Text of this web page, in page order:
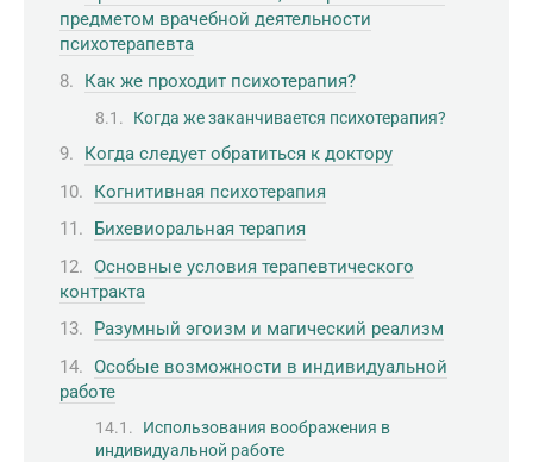
предметом врачебной деятельности
психотерапевта
Как же проходит психотерапия?
Когда же заканчивается психотерапия?
Когда следует обратиться к доктору
Когнитивная психотерапия
Бихевиоральная терапия
Основные условия терапевтического
контракта
Разумный эгоизм и магический реализм
Особые возможности в индивидуальной
работе
Использования воображения в
индивидуальной работе